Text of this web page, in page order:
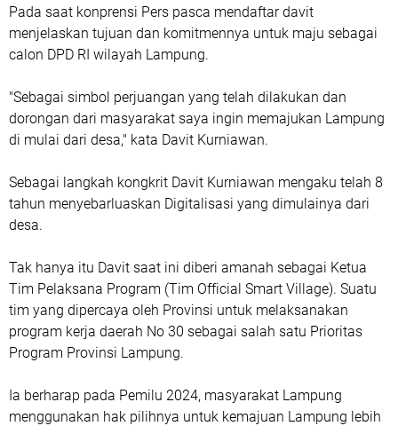
Pada saat konprensi Pers pasca mendaftar davit
menjelaskan tujuan dan komitmennya untuk maju sebagai
calon DPD RI wilayah Lampung.
"Sebagai simbol perjuangan yang telah dilakukan dan
dorongan dari masyarakat saya ingin memajukan Lampung
di mulai dari desa," kata Davit Kurniawan.
Sebagai langkah kongkrit Davit Kurniawan mengaku telah 8
tahun menyebarluaskan Digitalisasi yang dimulainya dari
desa.
Tak hanya itu Davit saat ini diberi amanah sebagai Ketua
Tim Pelaksana Program (Tim Official Smart Village). Suatu
tim yang dipercaya oleh Provinsi untuk melaksanakan
program kerja daerah No 30 sebagai salah satu Prioritas
Program Provinsi Lampung.
Ia berharap pada Pemilu 2024, masyarakat Lampung
menggunakan hak pilihnya untuk kemajuan Lampung lebih